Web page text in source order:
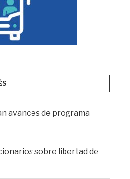
avances de programa
sobre libertad de